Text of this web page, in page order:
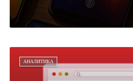
АНАЛИТИКА